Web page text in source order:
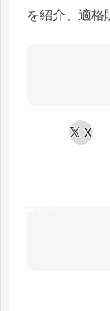
を紹介、適格
X